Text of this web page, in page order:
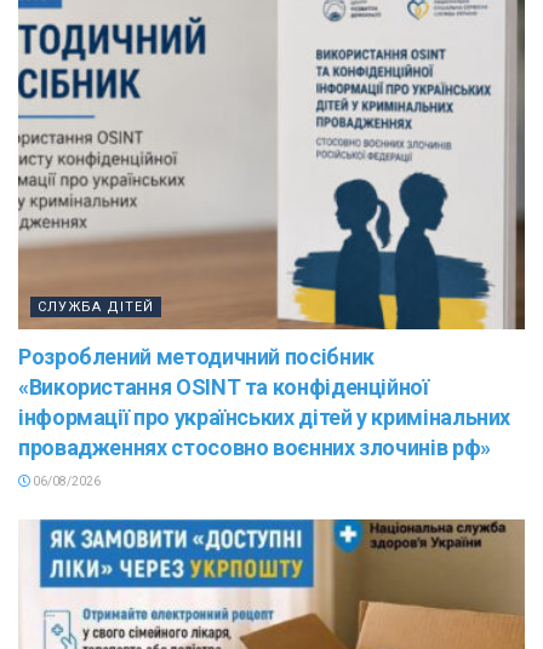
СЛУЖБА ДІТЕЙ
Розроблений методичний посібник
«Використання OSINT та конфіденційної
інформації про українських дітей у кримінальних
провадженнях стосовно воєнних злочинів рф»
06/08/2026